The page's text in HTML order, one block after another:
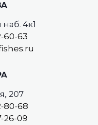
4к1
60-63
207
80-68
26-09